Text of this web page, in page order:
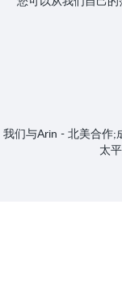
我们与Arin - 北美合作;
太